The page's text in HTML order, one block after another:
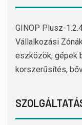
GINOP Plusz-
Vállalkozási
eszközök, gépek
korszerűsítés,